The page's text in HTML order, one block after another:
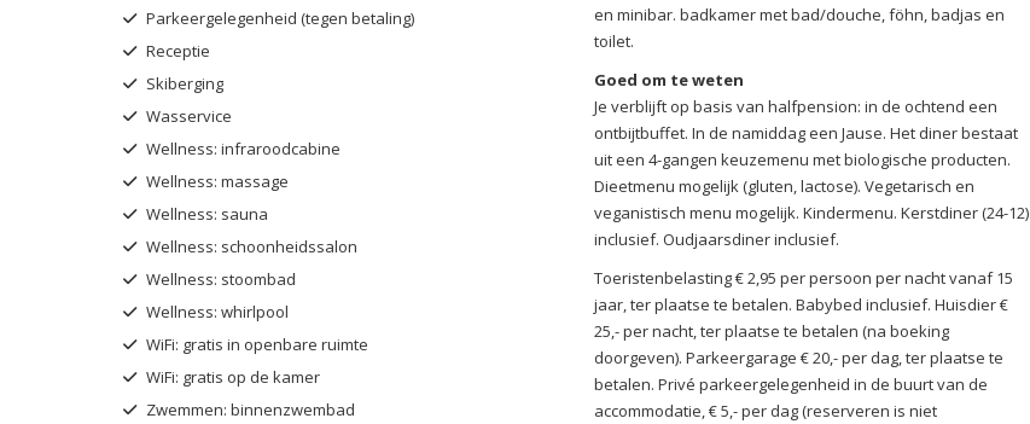
Parkeergelegenheid (tegen betaling)
Receptie
Skiberging
Wasservice
Wellness: infraroodcabine
Wellness: massage
Wellness: sauna
Wellness: schoonheidssalon
Wellness: stoombad
Wellness: whirlpool
WiFi: gratis in openbare ruimte
WiFi: gratis op de kamer
Zwemmen: binnenzwembad
en minibar. badkamer met bad/douche, föhn, badjas en
toilet.
Goed om te weten
Je verblijft op basis van halfpension: in de ochtend een
ontbijtbuffet. In de namiddag een Jause. Het diner bestaat
uit een 4-gangen keuzemenu met biologische producten.
Dieetmenu mogelijk (gluten, lactose). Vegetarisch en
veganistisch menu mogelijk. Kindermenu. Kerstdiner (24-12)
inclusief. Oudjaarsdiner inclusief.
Toeristenbelasting € 2,95 per persoon per nacht vanaf 15
jaar, ter plaatse te betalen. Babybed inclusief. Huisdier €
25,- per nacht, ter plaatse te betalen (na boeking
doorgeven). Parkeergarage € 20,- per dag, ter plaatse te
betalen. Privé parkeergelegenheid in de buurt van de
accommodatie, € 5,- per dag (reserveren is niet